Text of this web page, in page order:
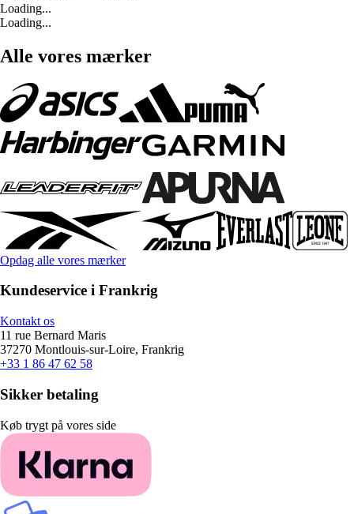
Loading...
Loading...
Alle vores mærker
Opdag alle vores mærker
Kundeservice i Frankrig
Kontakt os
11 rue Bernard Maris
37270 Montlouis-sur-Loire, Frankrig
+33 1 86 47 62 58
Sikker betaling
Køb trygt på vores side